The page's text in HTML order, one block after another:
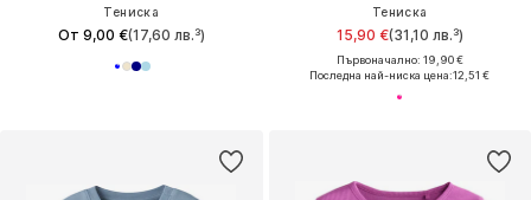
Тениска
От 9,00 €(17,60 лв.³)
Тениска
15,90 €(31,10 лв.³)
Първоначално: 19,90 €
Последна най-ниска цена:12,51 €